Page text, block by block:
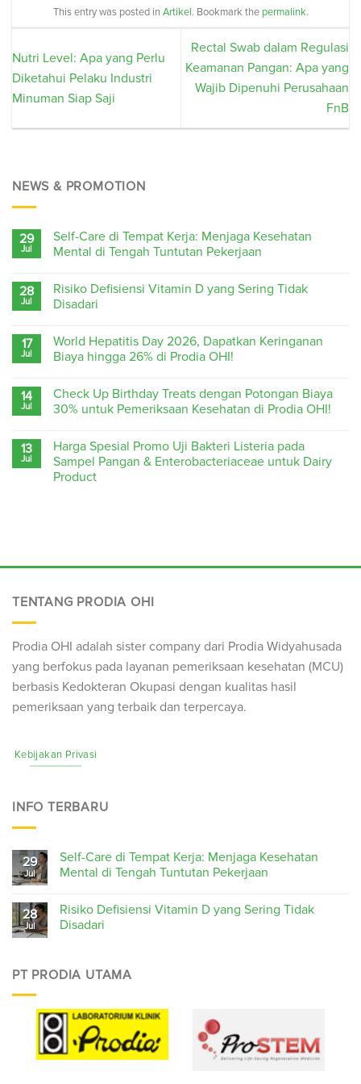
This entry was posted in Artikel. Bookmark the permalink.
Nutri Level: Apa yang Perlu
Diketahui Pelaku Industri
Minuman Siap Saji
Rectal Swab dalam Regulasi
Keamanan Pangan: Apa yang
Wajib Dipenuhi Perusahaan
FnB
NEWS & PROMOTION
29
Jul
Self-Care di Tempat Kerja: Menjaga Kesehatan
Mental di Tengah Tuntutan Pekerjaan
28
Jul
Risiko Defisiensi Vitamin D yang Sering Tidak
Disadari
17
Jul
World Hepatitis Day 2026, Dapatkan Keringanan
Biaya hingga 26% di Prodia OHI!
14
Jul
Check Up Birthday Treats dengan Potongan Biaya
30% untuk Pemeriksaan Kesehatan di Prodia OHI!
13
Jul
Harga Spesial Promo Uji Bakteri Listeria pada
Sampel Pangan & Enterobacteriaceae untuk Dairy
Product
TENTANG PRODIA OHI
Prodia OHI adalah sister company dari Prodia Widyahusada
yang berfokus pada layanan pemeriksaan kesehatan (MCU)
berbasis Kedokteran Okupasi dengan kualitas hasil
pemeriksaan yang terbaik dan terpercaya.
Kebijakan Privasi
INFO TERBARU
29
Jul
Self-Care di Tempat Kerja: Menjaga Kesehatan
Mental di Tengah Tuntutan Pekerjaan
28
Jul
Risiko Defisiensi Vitamin D yang Sering Tidak
Disadari
PT PRODIA UTAMA